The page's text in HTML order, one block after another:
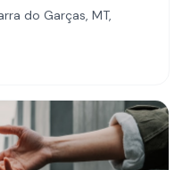
do Garças, MT,